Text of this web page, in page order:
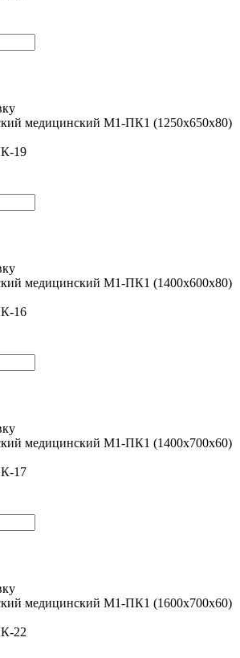
медицинский М1-ПК1 (1250x650x80)
19
медицинский М1-ПК1 (1400x600x80)
16
медицинский М1-ПК1 (1400x700x60)
17
медицинский М1-ПК1 (1600x700x60)
22